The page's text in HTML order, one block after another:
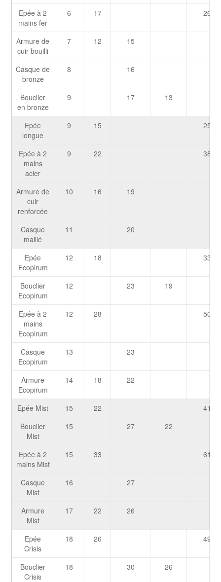
Epée à 2
mains fer
6 17 262
Armure de
cuir bouilli
7 12 15
Casque de
bronze
8 16
Bouclier
en bronze
9 17 13
Epée
longue
9 15 254
Epée à 2
mains
acier
9 22 381
Armure de
cuir
renforcée
10 16 19
Casque
maillé
11 20
Epée
Ecopirum
12 18 334
Bouclier
Ecopirum
12 23 19
Epée à 2
mains
Ecopirum
12 28 500
Casque
Ecopirum
13 23
Armure
Ecopirum
14 18 22
Epée Mist 15 22
413
Bouclier
Mist
15 27 22
Epée à 2
mains Mist
15 33 619
Casque
Mist
16 27
Armure
Mist
17 22 26
Epée
Crisis
18 26 492
Bouclier
Crisis
18 30 26